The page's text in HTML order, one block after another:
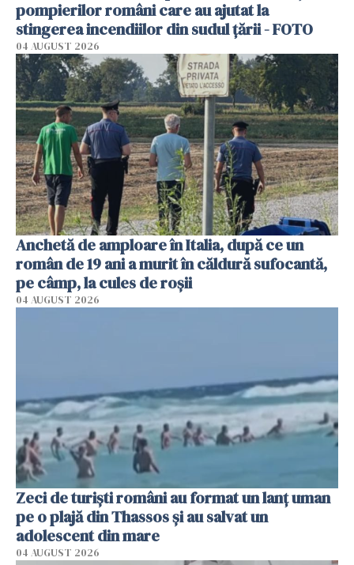
pompierilor români care au ajutat la
stingerea incendiilor din sudul țării - FOTO
04 AUGUST 2026
Anchetă de amploare în Italia, după ce un
român de 19 ani a murit în căldură sufocantă,
pe câmp, la cules de roșii
04 AUGUST 2026
Zeci de turiști români au format un lanț uman
pe o plajă din Thassos și au salvat un
adolescent din mare
04 AUGUST 2026